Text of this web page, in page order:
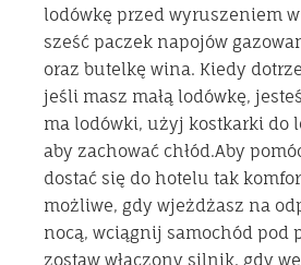
lodówkę przed wyruszeniem
sześć paczek napojów
oraz butelkę wina. Kiedy
jeśli masz małą lodówkę,
ma lodówki, użyj kostkarki do
aby zachować chłód.Aby
dostać się do hotelu tak
możliwe, gdy wjeżdżasz na
nocą, wciągnij samochód pod
zostaw włączony silnik, gdy